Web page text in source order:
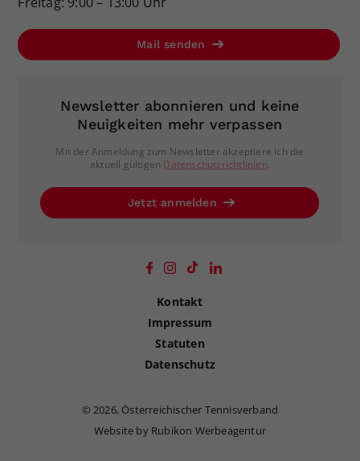
Mail senden
Newsletter abonnieren und keine
Neuigkeiten mehr verpassen
Mit der Anmeldung zum Newsletter akzeptiere ich die
aktuell gültigen Datenschutzrichtlinien.
Jetzt anmelden
Kontakt
Impressum
Statuten
Datenschutz
©2026, Österreichischer Tennisverband
Website by Rubikon Werbeagentur